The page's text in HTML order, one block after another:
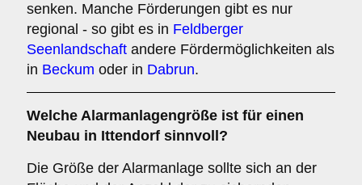
senken. Manche Förderungen gibt es nur
regional - so gibt es in Feldberger
Seenlandschaft andere Fördermöglichkeiten als
in Beckum oder in Dabrun.
Welche Alarmanlagengröße ist für einen
Neubau in Ittendorf sinnvoll?
Die Größe der Alarmanlage sollte sich an der